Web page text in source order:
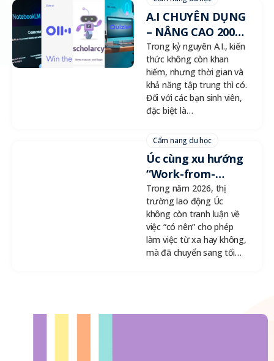
A.I CHUYÊN DỤNG
– NÂNG CAO 200%
NĂNG SUẤT HỌC
TẬP
Trong kỷ nguyên A.I., kiến
thức không còn khan
hiếm, nhưng thời gian và
khả năng tập trung thì có.
Đối với các bạn sinh viên,
đặc biệt là…
Cẩm nang du học
Úc cùng xu hướng
“Work-from-
anywhere” năm
2026
Trong năm 2026, thị
trường lao động Úc
không còn tranh luận về
việc “có nên” cho phép
làm việc từ xa hay không,
mà đã chuyển sang tối…